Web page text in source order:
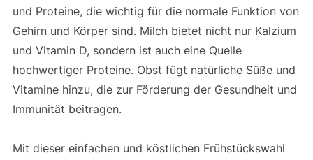
und Proteine, die wichtig für die normale Funktion von
Gehirn und Körper sind. Milch bietet nicht nur Kalzium
und Vitamin D, sondern ist auch eine Quelle
hochwertiger Proteine. Obst fügt natürliche Süße und
Vitamine hinzu, die zur Förderung der Gesundheit und
Immunität beitragen.
Mit dieser einfachen und köstlichen Frühstückswahl